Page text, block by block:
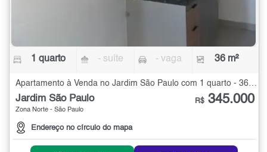
1 quarto - suíte - vaga 36 m²
Apartamento à Venda no Jardim São Paulo com 1 quarto - 36 m²
Jardim São Paulo
Zona Norte - São Paulo
Endereço no círculo do mapa
R$ 345.000